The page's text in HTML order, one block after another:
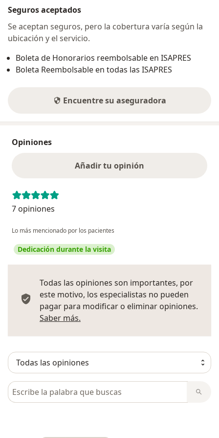
Seguros aceptados
Se aceptan seguros, pero la cobertura varía según la
ubicación y el servicio.
Boleta de Honorarios reembolsable en ISAPRES
Boleta Reembolsable en todas las ISAPRES
Encuentre su aseguradora
Opiniones
Añadir tu opinión
7 opiniones
Lo más mencionado por los pacientes
Dedicación durante la visita
Todas las opiniones son importantes, por
este motivo, los especialistas no pueden
pagar para modificar o eliminar opiniones.
Saber más.
Busca en opiniones